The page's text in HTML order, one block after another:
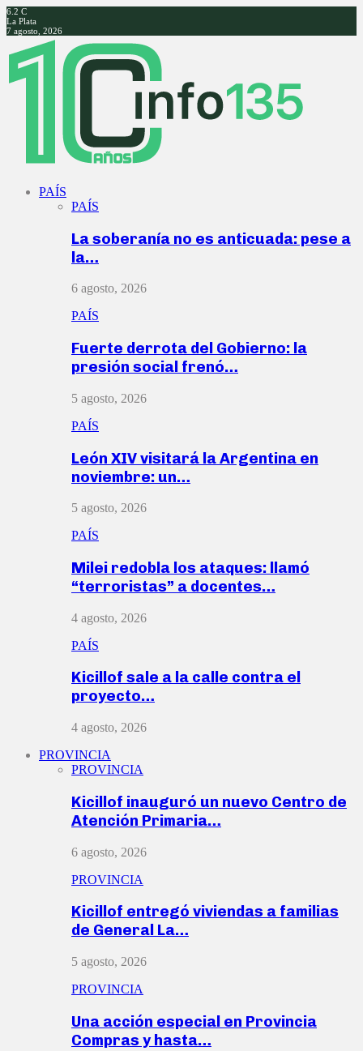
6.2 C
La Plata
7 agosto, 2026
Facebook
Twitter
Instagram
Youtube
PAÍS
PAÍS
La soberanía no es anticuada: pese a
la…
6 agosto, 2026
PAÍS
Fuerte derrota del Gobierno: la
presión social frenó…
5 agosto, 2026
PAÍS
León XIV visitará la Argentina en
noviembre: un…
5 agosto, 2026
PAÍS
Milei redobla los ataques: llamó
“terroristas” a docentes…
4 agosto, 2026
PAÍS
Kicillof sale a la calle contra el
proyecto…
4 agosto, 2026
PROVINCIA
PROVINCIA
Kicillof inauguró un nuevo Centro de
Atención Primaria…
6 agosto, 2026
PROVINCIA
Kicillof entregó viviendas a familias
de General La…
5 agosto, 2026
PROVINCIA
Una acción especial en Provincia
Compras y hasta…